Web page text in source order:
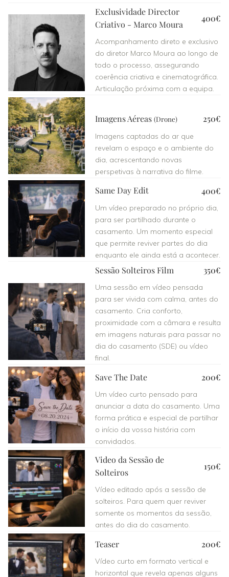
Exclusividade Director
Criativo - Marco Moura
400€
Acompanhamento direto e exclusivo
do diretor Marco Moura ao longo de
todo o processo, assegurando
coerência criativa e cinematográfica.
Articulação próxima com a equipa.
Imagens Aéreas (Drone) 250€
Imagens captadas do ar que
revelam o espaço e o ambiente do
dia, acrescentando novas
perspetivas à narrativa do filme.
Same Day Edit 400€
Um vídeo preparado no próprio dia,
para ser partilhado durante o
casamento. Um momento especial
que permite reviver partes do dia
enquanto ele ainda está a acontecer.
Sessão Solteiros Film 350€
Uma sessão em vídeo pensada
para ser vivida com calma, antes do
casamento. Cria conforto,
proximidade com a câmara e resulta
em imagens naturais para passar no
dia do casamento (SDE) ou vídeo
final.
Save The Date 200€
Um vídeo curto pensado para
anunciar a data do casamento. Uma
forma prática e especial de partilhar
o início da vossa história com
convidados.
Video da Sessão de
Solteiros
150€
Vídeo editado após a sessão de
solteiros. Para quem quer reviver
somente os momentos da sessão,
antes do dia do casamento.
Teaser 200€
Vídeo curto em formato vertical e
horizontal que revela apenas alguns